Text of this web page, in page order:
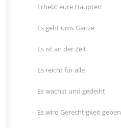
Erhebt eure Häupter!
Es geht ums Ganze
Es ist an der Zeit
Es reicht für alle
Es wächst und gedeiht
Es wird Gerechtigkeit geben